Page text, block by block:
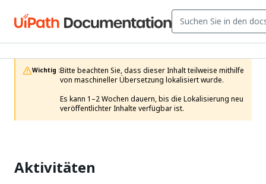
Wichtig :Bitte beachten Sie, dass dieser Inhalt teilweise mithilfe
von maschineller Übersetzung lokalisiert wurde.
Es kann 1–2 Wochen dauern, bis die Lokalisierung neu
veröffentlichter Inhalte verfügbar ist.
Aktivitäten